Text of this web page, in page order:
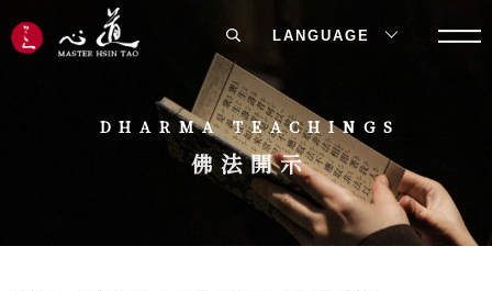
DHARMA TEACHINGS
佛法開示
LANGUAGE